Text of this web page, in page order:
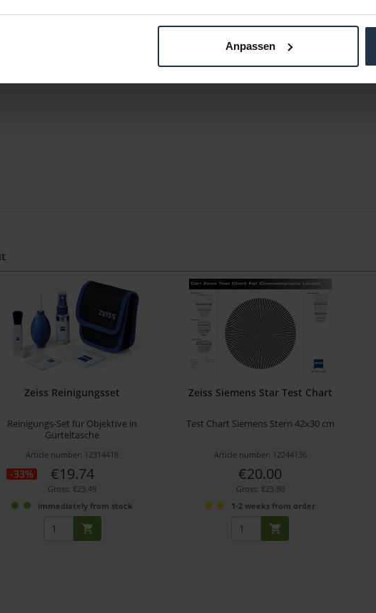
Anpassen
Zeiss Reinigungsset
Reinigungs-Set für Objektive in
Gürteltasche
Article number: 12314418
-33% €19.74
Gross: €23.49
immediately from stock
Zeiss Siemens Star Test Chart
Test Chart Siemens Stern 42x30 cm
Article number: 12244136
€20.00
Gross: €23.80
1-2 weeks from order